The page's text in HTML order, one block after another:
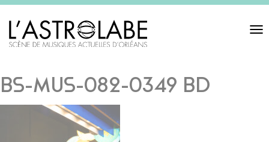
Toggle
BS-MUS-082-0349 BD